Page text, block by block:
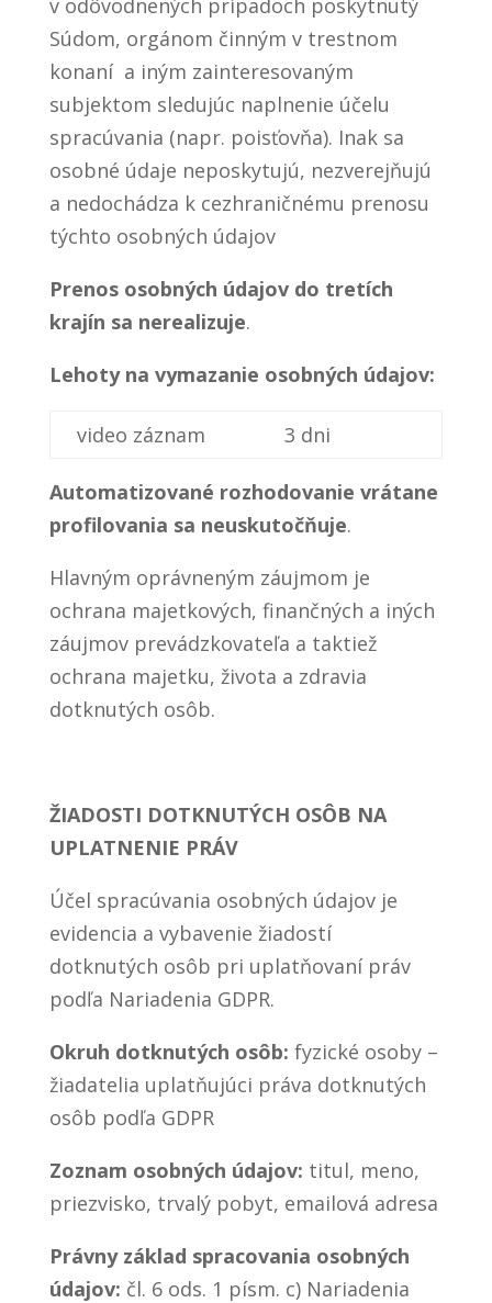
v odôvodnených prípadoch poskytnutý
Súdom, orgánom činným v trestnom
konaní a iným zainteresovaným
subjektom sledujúc naplnenie účelu
spracúvania (napr. poisťovňa). Inak sa
osobné údaje neposkytujú, nezverejňujú
a nedochádza k cezhraničnému prenosu
týchto osobných údajov
Prenos osobných údajov do tretích
krajín sa nerealizuje.
Lehoty na vymazanie osobných údajov:
video záznam 3 dni
Automatizované rozhodovanie vrátane
profilovania sa neuskutočňuje.
Hlavným oprávneným záujmom je
ochrana majetkových, finančných a iných
záujmov prevádzkovateľa a taktiež
ochrana majetku, života a zdravia
dotknutých osôb.
ŽIADOSTI DOTKNUTÝCH OSÔB NA
UPLATNENIE PRÁV
Účel spracúvania osobných údajov je
evidencia a vybavenie žiadostí
dotknutých osôb pri uplatňovaní práv
podľa Nariadenia GDPR.
Okruh dotknutých osôb: fyzické osoby –
žiadatelia uplatňujúci práva dotknutých
osôb podľa GDPR
Zoznam osobných údajov: titul, meno,
priezvisko, trvalý pobyt, emailová adresa
Právny základ spracovania osobných
údajov: čl. 6 ods. 1 písm. c) Nariadenia